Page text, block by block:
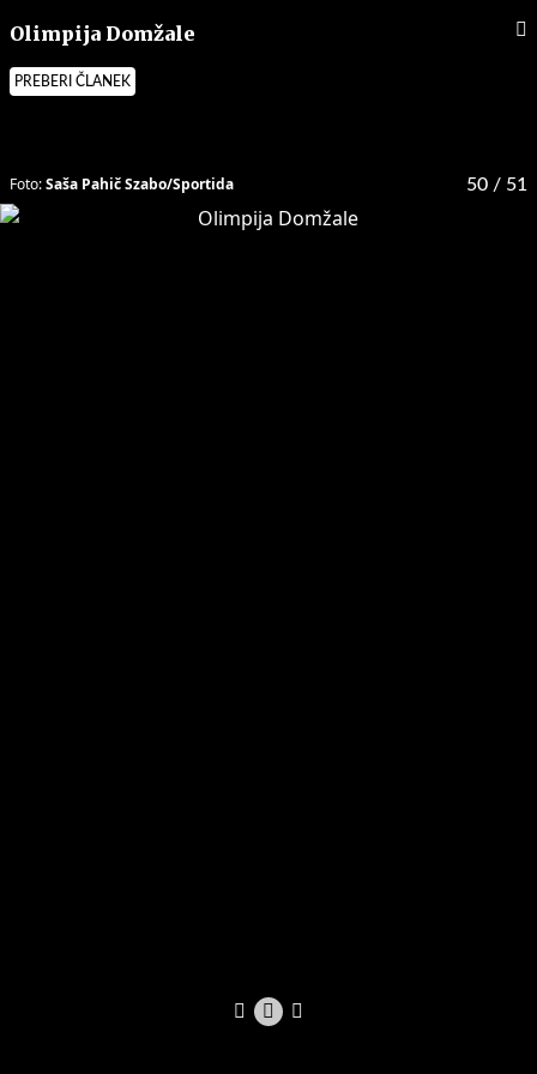
Olimpija Domžale
PREBERI ČLANEK
50 / 51
Foto:Saša Pahič Szabo/Sportida